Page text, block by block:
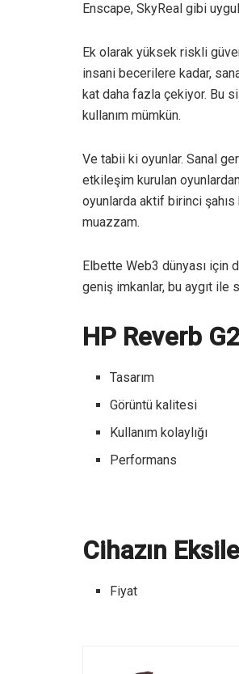
Enscape, SkyReal gibi
Ek olarak yüksek riskli
insani becerilere kadar,
kat daha fazla çekiyor. Bu
kullanım mümkün.
Ve tabii ki oyunlar. Sanal
etkileşim kurulan
oyunlarda aktif birinci
muazzam.
Elbette Web3 dünyası için
geniş imkanlar, bu aygıt ile
HP Reverb
Tasarım
Görüntü kalitesi
Kullanım kolaylığı
Performans
Cihazın
Fiyat